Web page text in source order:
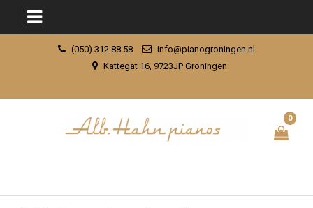
(050) 312 88 58
info@pianogroningen.nl
Kattegat 16, 9723JP Groningen
0